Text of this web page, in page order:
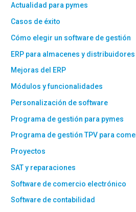
Actualidad para pymes
Casos de éxito
Cómo elegir un software de gestión
ERP para almacenes y distribuidores
Mejoras del ERP
Módulos y funcionalidades
Personalización de software
Programa de gestión para pymes
Programa de gestión TPV para
Proyectos
SAT y reparaciones
Software de comercio electrónico
Software de contabilidad